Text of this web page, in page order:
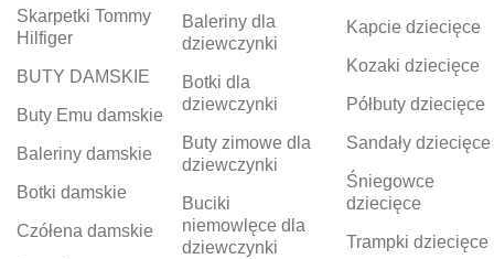
Skarpetki Tommy
Hilfiger
BUTY DAMSKIE
Buty Emu damskie
Baleriny damskie
Botki damskie
Czółena damskie
Baleriny dla
dziewczynki
Botki dla
dziewczynki
Buty zimowe dla
dziewczynki
Buciki
niemowlęce dla
dziewczynki
Kapcie dziecięce
Kozaki dziecięce
Półbuty dziecięce
Sandały dziecięce
Śniegowce
dziecięce
Trampki dziecięce